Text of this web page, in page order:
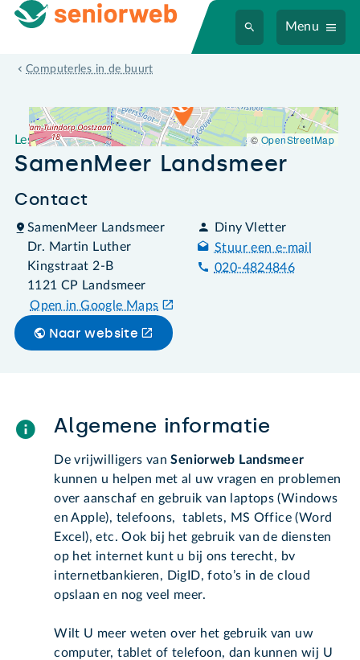
Menu
Computerles in de buurt
Leslocatie SamenMeer Landsmeer
Leslocatie
SamenMeer Landsmeer
Contact
SamenMeer Landsmeer
Dr. Martin Luther
Kingstraat 2-B
1121 CP Landsmeer
Open in Google Maps
Diny Vletter
Stuur een e-mail
020-4824846
Naar website
©OpenStreetMap
Algemene informatie
De vrijwilligers vanSeniorweb Landsmeer
kunnen u helpen met al uw vragen en problemen
over aanschaf en gebruik van laptops (Windows
en Apple), telefoons, tablets, MS Office (Word
Excel), etc. Ook bij het gebruik van de diensten
op het internet kunt u bij ons terecht, bv
internetbankieren, DigID, foto’s in de cloud
opslaan en nog veel meer.
Wilt U meer weten over het gebruik van uw
computer, tablet of telefoon, dan kunnen wij U